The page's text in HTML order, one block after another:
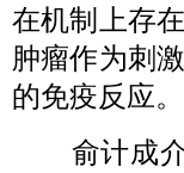
在机制上存
肿瘤作为刺
的免疫反应。
俞计成介